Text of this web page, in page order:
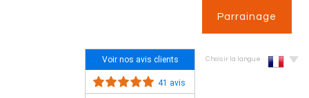
Parrainage
Voir nos avis clients
41 avis
Choisir la langue